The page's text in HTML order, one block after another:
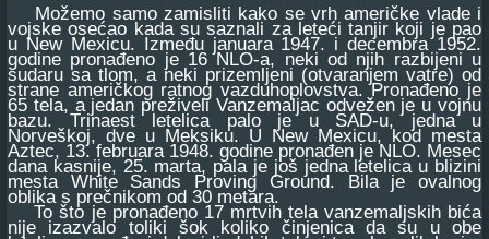
Možemo samo zamisliti kako se vrh američke vlade i
vojske osećao kada su saznali za leteći tanjir koji je pao
u New Mexicu. Između januara 1947. i decembra 1952.
godine pronađeno je 16 NLO-a, neki od njih razbijeni u
sudaru sa tlom, a neki prizemljeni (otvaranjem vatre) od
strane američkog ratnog vazduhoplovstva. Pronađeno je
65 tela, a jedan preživeli Vanzemaljac odvežen je u vojnu
bazu. Trinaest letelica palo je u SAD-u, jedna u
Norveškoj, dve u Meksiku. U New Mexicu, kod mesta
Aztec, 13. februara 1948. godine pronađen je NLO. Mesec
dana kasnije, 25. marta, pala je još jedna letelica u blizini
mesta White Sands Proving Ground. Bila je ovalnog
oblika s prečnikom od 30 metara.
To što je pronađeno 17 mrtvih tela vanzemaljskih bića
nije izazvalo toliki šok koliko činjenica da su u obe